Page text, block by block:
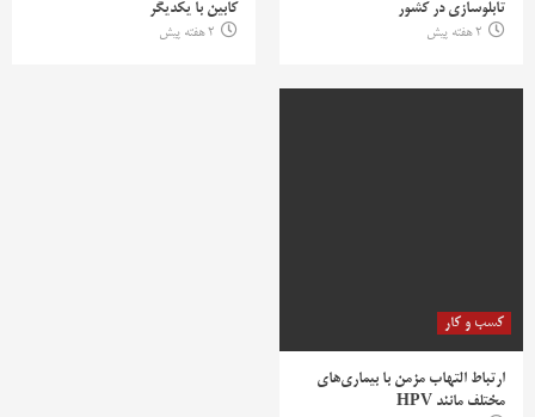
تابلوسازی در کشور
2 هفته پیش
کابین با یکدیگر
2 هفته پیش
کسب و کار
ارتباط التهاب مزمن با بیماری‌های
مختلف مانند HPV